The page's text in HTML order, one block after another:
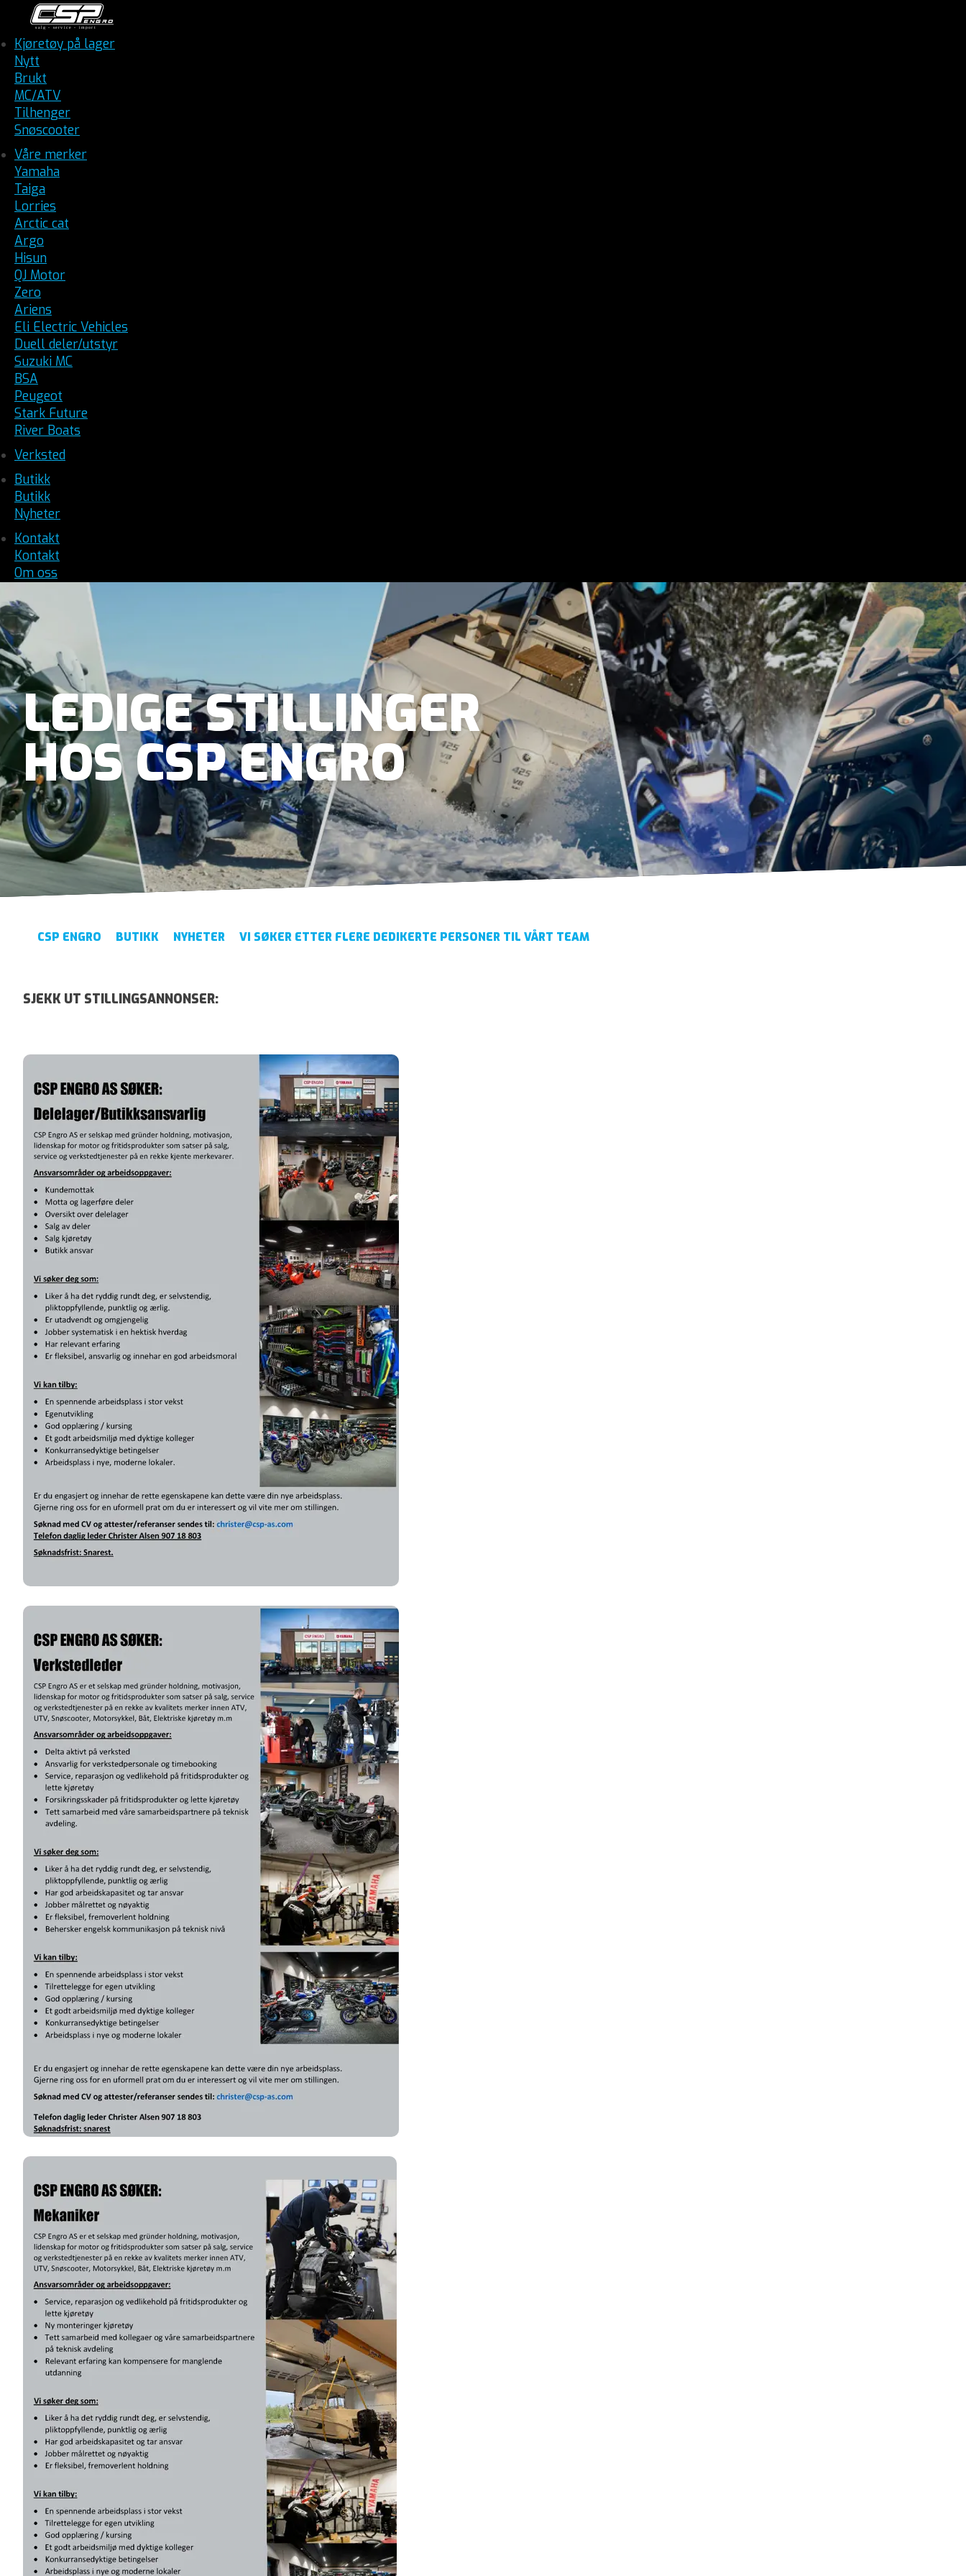
Kjøretøy på lager
Nytt
Brukt
MC/ATV
Tilhenger
Snøscooter
Våre merker
Yamaha
Taiga
Lorries
Arctic cat
Argo
Hisun
QJ Motor
Zero
Ariens
Eli Electric Vehicles
Duell deler/utstyr
Suzuki MC
BSA
Peugeot
Stark Future
River Boats
Verksted
Butikk
Butikk
Nyheter
Kontakt
Kontakt
Om oss
LEDIGE STILLINGER
HOS CSP ENGRO
CSP ENGRO BUTIKK NYHETER VI SØKER ETTER FLERE DEDIKERTE PERSONER TIL VÅRT TEAM
SJEKK UT STILLINGSANNONSER: